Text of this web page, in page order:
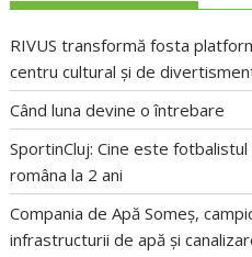
RIVUS transformă fosta
centru cultural și de
Când luna devine o întrebare
SportinCluj: Cine este
româna la 2 ani
Compania de Apă Someș,
infrastructurii de apă și